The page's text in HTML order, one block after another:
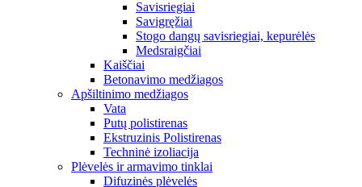
Savisriegiai
Savigręžiai
Stogo dangų savisriegiai, kepurėlės
Medsraigčiai
Kaiščiai
Betonavimo medžiagos
Apšiltinimo medžiagos
Vata
Putų polistirenas
Ekstruzinis Polistirenas
Techninė izoliacija
Plėvelės ir armavimo tinklai
Difuzinės plėvelės